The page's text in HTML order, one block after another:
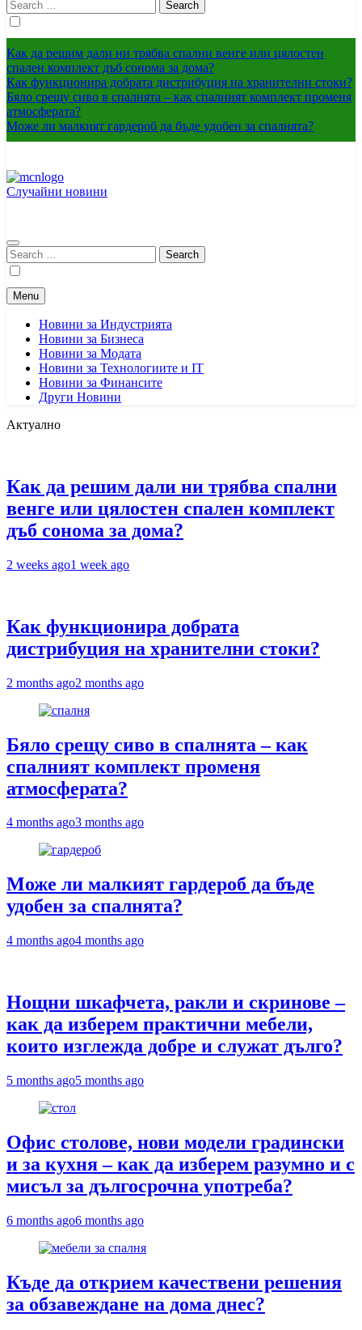
Search
for:
Как да решим дали ни трябва спални венге или цялостен
спален комплект дъб сонома за дома?
Как функционира добрата дистрибуция на хранителни стоки?
Бяло срещу сиво в спалнята – как спалният комплект променя
атмосферата?
Може ли малкият гардероб да бъде удобен за спалнята?
Случайни новини
Search
for:
Menu
Новини за Индустрията
Новини за Бизнеса
Новини за Модата
Новини за Технологиите и IT
Новини за Финансите
Други Новини
Актуално
Как да решим дали ни трябва спални
венге или цялостен спален комплект
дъб сонома за дома?
2 weeks ago1 week ago
Как функционира добрата
дистрибуция на хранителни стоки?
2 months ago2 months ago
Бяло срещу сиво в спалнята – как
спалният комплект променя
атмосферата?
4 months ago3 months ago
Може ли малкият гардероб да бъде
удобен за спалнята?
4 months ago4 months ago
Нощни шкафчета, ракли и скринове –
как да изберем практични мебели,
които изглежда добре и служат дълго?
5 months ago5 months ago
Офис столове, нови модели градински
и за кухня – как да изберем разумно и с
мисъл за дългосрочна употреба?
6 months ago6 months ago
Къде да открием качествени решения
за обзавеждане на дома днес?